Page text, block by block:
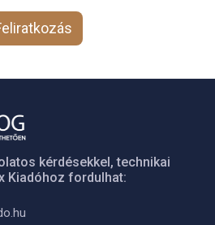
kérdésekkel, technikai
Kiadóhoz fordulhat: